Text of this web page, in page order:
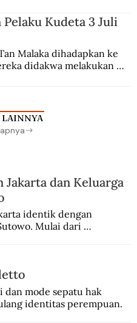
Pelaku Kudeta 3 Juli
Malaka dihadapkan ke
didakwa melakukan
dan Keluarga
identik dengan
Mulai dari
baru.
dan mode sepatu hak
identitas perempuan.